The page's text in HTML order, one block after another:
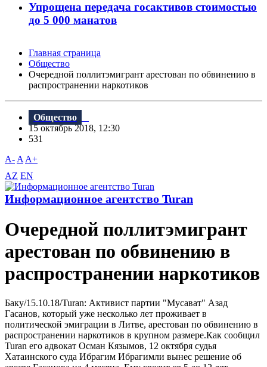
Упрощена передача госактивов стоимостью
до 5 000 манатов
Главная страница
Общество
Очередной поллитэмигрант арестован по обвинению в
распространении наркотиков
Общество
15 октябрь 2018, 12:30
531
A- A A+
AZ EN
Информационное агентство Turan
Очередной поллитэмигрант
арестован по обвинению в
распространении наркотиков
Бaку/15.10.18/Turan: Активист партии "Мусават" Азад
Гасанов, который уже несколько лет проживает в
политической эмиграции в Литве, арестован по обвинению в
распространении наркотиков в крупном размере.Как сообщил
Turan его адвокат Осман Кязымов, 12 октября судья
Хатаинского суда Ибрагим Ибрагимли вынес решение об